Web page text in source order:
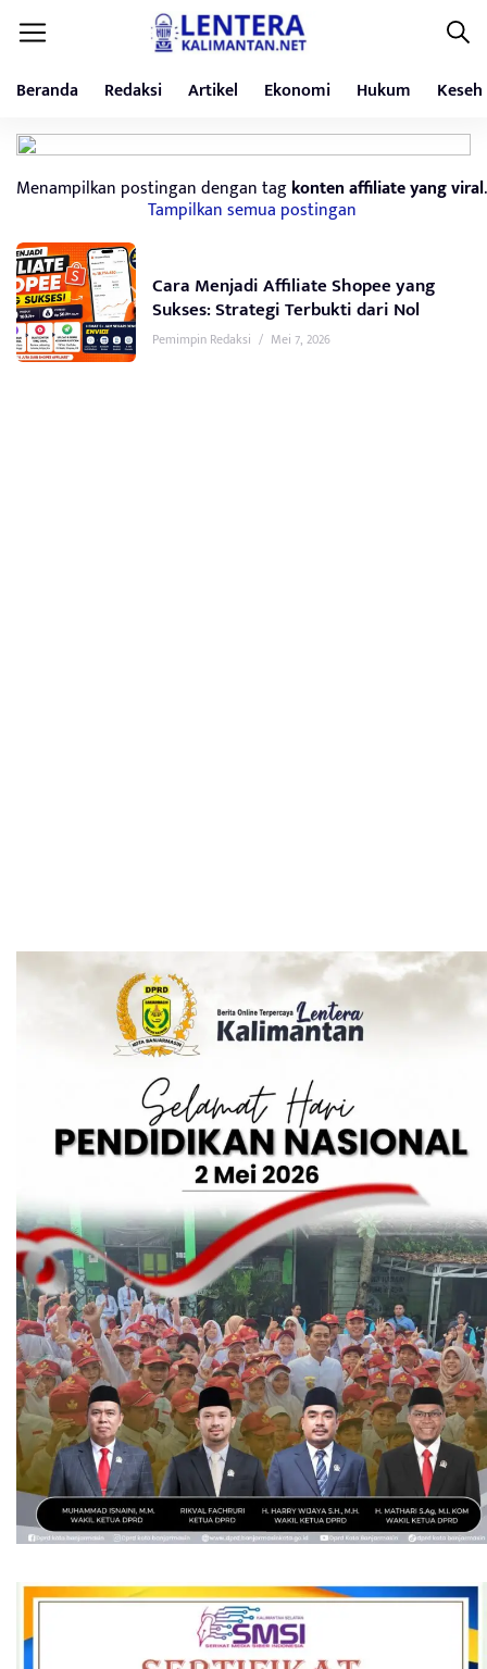
Beranda Redaksi Artikel Ekonomi Hukum
Menampilkan postingan dengan tagkonten affiliate yang viral.
Tampilkan semua postingan
Cara Menjadi Affiliate Shopee yang
Sukses: Strategi Terbukti dari Nol
Pemimpin Redaksi / Mei 7, 2026